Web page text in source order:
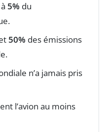
5% du
50% des émissions
n’a jamais pris
l’avion au moins